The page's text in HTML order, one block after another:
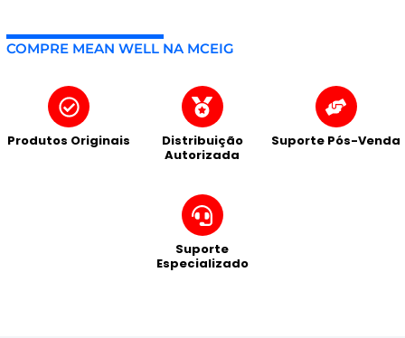
COMPRE MEAN WELL NA MCEIG
Produtos Originais
Distribuição
Autorizada
Suporte Pós-Venda
Suporte
Especializado